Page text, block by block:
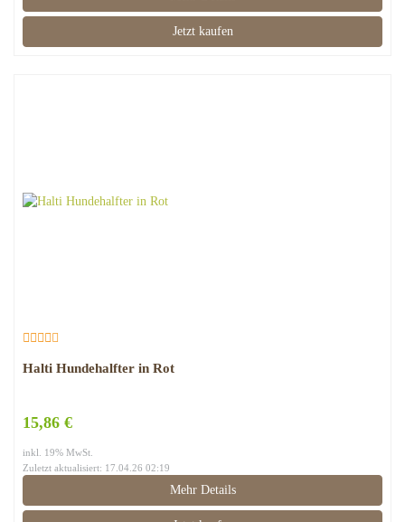
Jetzt kaufen
Halti Hundehalfter in Rot
15,86 €
inkl. 19% MwSt.
Zuletzt aktualisiert: 17.04.26 02:19
Mehr Details